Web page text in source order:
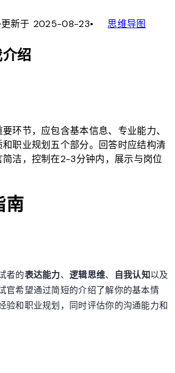
更新于 2025-08-23• account_tree思维导图
绍
环节，应包含基本信息、专业能力、
职业规划五个部分。回答时应结构清
洁，控制在2-3分钟内，展示与岗位
南
者的表达能力、逻辑思维、 自我认知以及
官希望通过简短的介绍了解你的基本情
验和职业规划，同时评估你的沟通能力和